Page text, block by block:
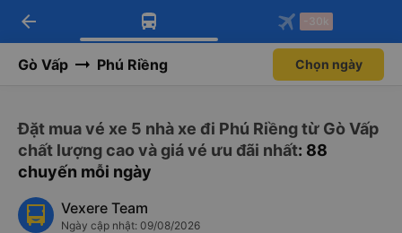
Tải app Vexere ngay!
Nhận ưu đãi thành viên độc
Mở app
Tải app Vexere
-30k/ghế khi đặt vé máy bay qua
Mở app
arrow_back -30k
Gò Vấp Phú Riềng Chọn ngày
Đặt mua vé xe 5 nhà xe đi Phú Riềng từ Gò Vấp
chất lượng cao và giá vé ưu đãi nhất: 88
chuyến mỗi ngày
Vexere Team
Ngày cập nhật: 09/08/2026